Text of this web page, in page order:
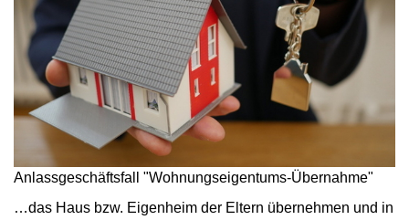
Anlassgeschäftsfall "Wohnungseigentums-Übernahme"
…das Haus bzw. Eigenheim der Eltern übernehmen und in